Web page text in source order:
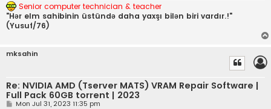
Senior computer technician & teacher
"Hər elm sahibinin üstündə daha yaxşı bilən biri vardır.!"
(Yusuf/76)
mksahin
Re: NVIDIA AMD (Tserver MATS) VRAM Repair Software |
Full Pack 60GB torrent | 2023
PMon Jul 31, 2023 11:35 pm